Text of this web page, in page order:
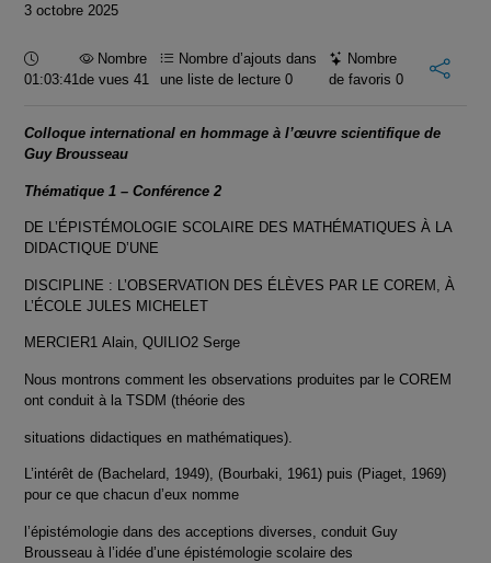
3 octobre 2025
Durée :
01:03:41
Nombre
de vues 41
Nombre d’ajouts dans
une liste de lecture0
Nombre
de favoris 0
Colloque international en hommage à l’œuvre scientifique de
Guy Brousseau
Thématique 1 – Conférence 2
DE L’ÉPISTÉMOLOGIE SCOLAIRE DES MATHÉMATIQUES À LA
DIDACTIQUE D’UNE
DISCIPLINE : L’OBSERVATION DES ÉLÈVES PAR LE COREM, À
L’ÉCOLE JULES MICHELET
MERCIER1 Alain, QUILIO2 Serge
Nous montrons comment les observations produites par le COREM
ont conduit à la TSDM (théorie des
situations didactiques en mathématiques).
L’intérêt de (Bachelard, 1949), (Bourbaki, 1961) puis (Piaget, 1969)
pour ce que chacun d’eux nomme
l’épistémologie dans des acceptions diverses, conduit Guy
Brousseau à l’idée d’une épistémologie scolaire des